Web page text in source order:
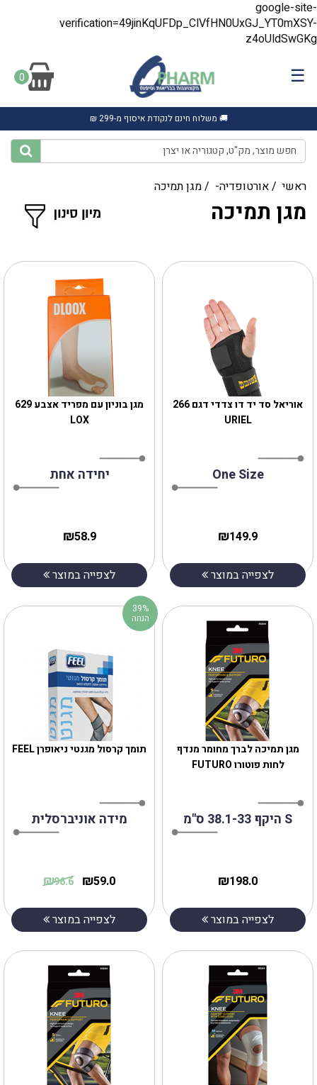
google-site-
verification=49jinKqUFDp_ClVfHN0UxGJ_YT0mXSY-
z4oUldSwGKg
☰
0
🚚 משלוח חינם לנקודת איסוף מ-299 ₪
ראשי /אורטופדיה- /מגן תמיכה
מגן תמיכה
מגן בוניון עם מפריד אצבע 629
LOX
יחידה אחת
58.9
₪
לצפייה במוצר
‎אוריאל סד יד דו צדדי דגם 266
URIEL
One Size
149.9
₪
לצפייה במוצר
תומך קרסול מגנטי ניאופרן FEEL
מידה אוניברסלית
59.0
₪
96.6
₪
לצפייה במוצר
39%
הנחה
מגן תמיכה לברך מחומר מנדף
לחות פוטורו FUTURO
S היקף 38.1-33 ס"מ
198.0
₪
לצפייה במוצר